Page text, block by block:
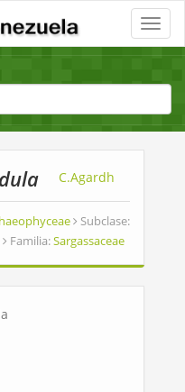
Toggle
C.Agardh
Subclase:
Familia:Sargassaceae